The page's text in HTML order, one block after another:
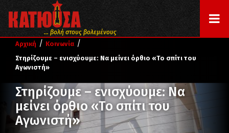
... βολή στους βολεμένους
Αρχική / Κοινωνία /
Στηρίζουμε – ενισχύουμε: Να μείνει όρθιο «Το σπίτι του
Αγωνιστή»
Στηρίζουμε – ενισχύουμε: Να
μείνει όρθιο «Το σπίτι του
Αγωνιστή»